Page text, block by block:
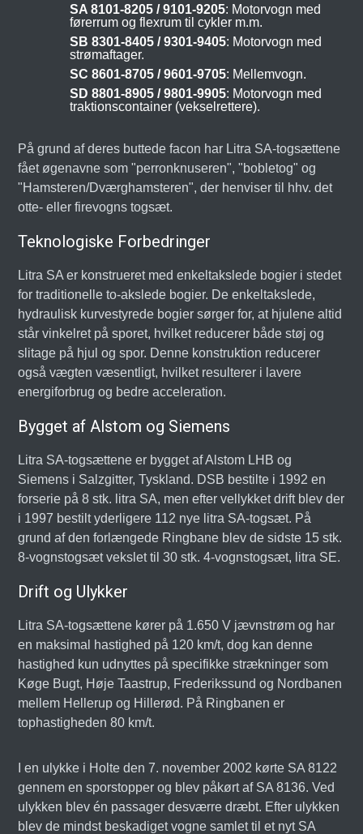
SA 8101-8205 / 9101-9205: Motorvogn med
førerrum og flexrum til cykler m.m.
SB 8301-8405 / 9301-9405: Motorvogn med
strømaftager.
SC 8601-8705 / 9601-9705: Mellemvogn.
SD 8801-8905 / 9801-9905: Motorvogn med
traktionscontainer (vekselrettere).
På grund af deres buttede facon har Litra SA-togsættene
fået øgenavne som "perronknuseren", "bobletog" og
"Hamsteren/Dværghamsteren", der henviser til hhv. det
otte- eller firevogns togsæt.
Teknologiske Forbedringer
Litra SA er konstrueret med enkeltakslede bogier i stedet
for traditionelle to-akslede bogier. De enkeltakslede,
hydraulisk kurvestyrede bogier sørger for, at hjulene altid
står vinkelret på sporet, hvilket reducerer både støj og
slitage på hjul og spor. Denne konstruktion reducerer
også vægten væsentligt, hvilket resulterer i lavere
energiforbrug og bedre acceleration.
Bygget af Alstom og Siemens
Litra SA-togsættene er bygget af Alstom LHB og
Siemens i Salzgitter, Tyskland. DSB bestilte i 1992 en
forserie på 8 stk. litra SA, men efter vellykket drift blev der
i 1997 bestilt yderligere 112 nye litra SA-togsæt. På
grund af den forlængede Ringbane blev de sidste 15 stk.
8-vognstogsæt vekslet til 30 stk. 4-vognstogsæt, litra SE.
Drift og Ulykker
Litra SA-togsættene kører på 1.650 V jævnstrøm og har
en maksimal hastighed på 120 km/t, dog kan denne
hastighed kun udnyttes på specifikke strækninger som
Køge Bugt, Høje Taastrup, Frederikssund og Nordbanen
mellem Hellerup og Hillerød. På Ringbanen er
tophastigheden 80 km/t.
I en ulykke i Holte den 7. november 2002 kørte SA 8122
gennem en sporstopper og blev påkørt af SA 8136. Ved
ulykken blev én passager desværre dræbt. Efter ulykken
blev de mindst beskadiget vogne samlet til et nyt SA